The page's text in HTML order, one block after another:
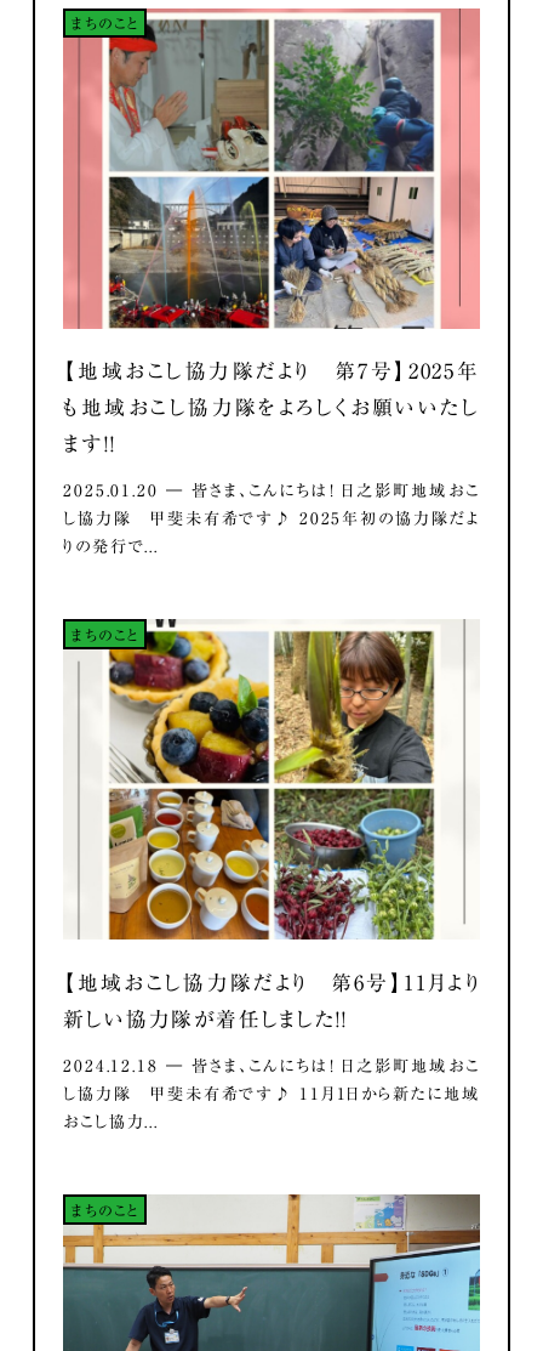
まちのこと
【地域おこし協力隊だより 第7号】2025年
も地域おこし協力隊をよろしくお願いいたし
ます！！
2025.01.20 ― 皆さま、こんにちは！ 日之影町地域おこ
し協力隊 甲斐未有希です♪ 2025年初の協力隊だよ
りの発行で...
まちのこと
【地域おこし協力隊だより 第6号】11月より
新しい協力隊が着任しました！！
2024.12.18 ― 皆さま、こんにちは！ 日之影町地域おこ
し協力隊 甲斐未有希です♪ 11月1日から新たに地域
おこし協力...
まちのこと